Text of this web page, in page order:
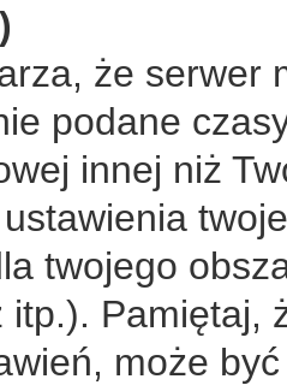
że serwer
podane
innej niż
twojego
itp.). Pamiętaj,
może